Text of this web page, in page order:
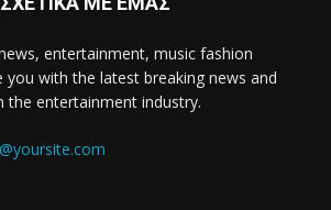
entertainment, music fashion
you with the latest breaking news and
the entertainment industry.